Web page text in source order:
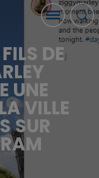
DE
UNE
VILLE
SUR